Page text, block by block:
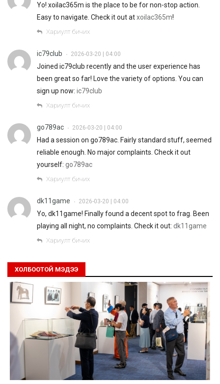
Yo! xoilac365m is the place to be for non-stop action.
Easy to navigate. Check it out atxoilac365m!
Хариулт бичих
ic79club • 2026-03-20 | 04:00
Joined ic79club recently and the user experience has
been great so far! Love the variety of options. You can
sign up now: ic79club
Хариулт бичих
go789ac • 2026-03-20 | 04:00
Had a session on go789ac. Fairly standard stuff, seemed
reliable enough. No major complaints. Check it out
yourself: go789ac
Хариулт бичих
dk11game • 2026-03-20 | 04:00
Yo, dk11game! Finally found a decent spot to frag. Been
playing all night, no complaints. Check it out: dk11game
Хариулт бичих
ХОЛБООТОЙ МЭДЭЭ